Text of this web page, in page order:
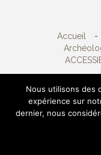
Accueil -
Copyright
4, avenue
Tél. 04
Nous utilisons des
expérience sur
dernier, nous